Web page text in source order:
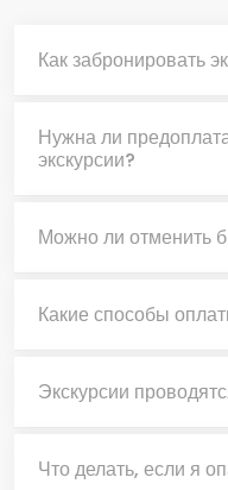
Как забронировать
Нужна ли
экскурсии?
Можно ли отменить
Какие способы
Экскурсии
Что делать, если я